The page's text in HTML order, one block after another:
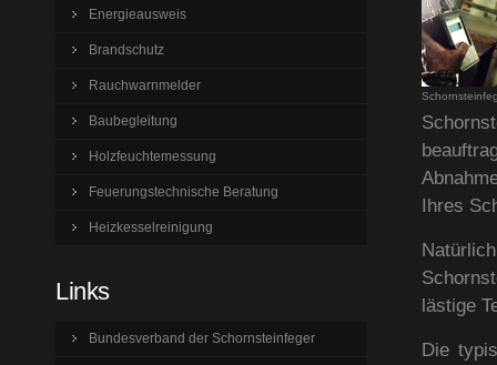
Ihres
lästige
Die
Energieausweis
Brandschutz
Rauchwarnmelder
Baubegleitung
Holzfeuchtemessung
Feuerungstechnische Beratung
Heizkesselreinigung
Links
Bundesverband der Schornsteinfeger